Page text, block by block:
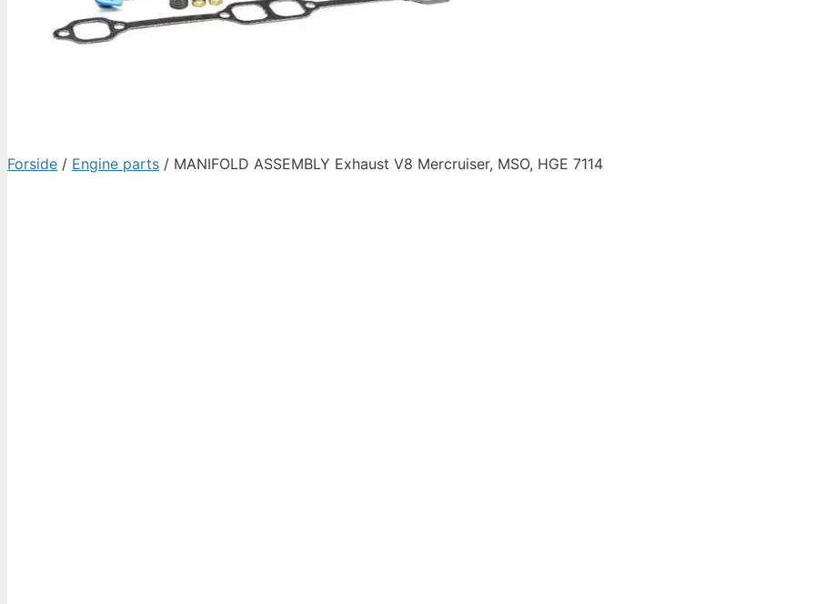
Forside / Engine parts / MANIFOLD ASSEMBLY Exhaust V8 Mercruiser, MSO, HGE 7114